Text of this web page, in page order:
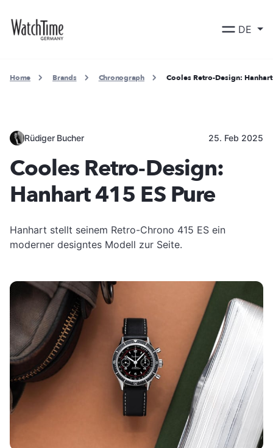
DE
Home Brands Chronograph Cooles Retro-Design:
Rüdiger Bucher 25. Feb 2025
Cooles Retro-Design:
Hanhart 415 ES Pure
Hanhart stellt seinem Retro-Chrono 415 ES ein
moderner designtes Modell zur Seite.